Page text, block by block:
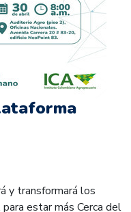
y transformará los
estar más Cerca del